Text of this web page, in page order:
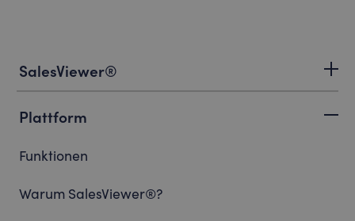
SalesViewer®
Plattform
Funktionen
Warum SalesViewer®?